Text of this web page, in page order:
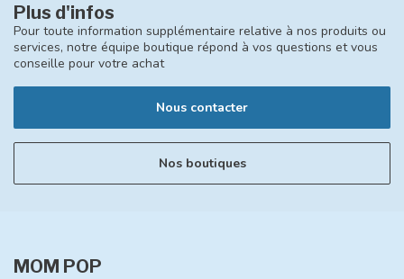
Plus d'infos
Pour toute information supplémentaire relative à nos produits ou
services, notre équipe boutique répond à vos questions et vous
conseille pour votre achat
Nous contacter
Nos boutiques
MOM POP